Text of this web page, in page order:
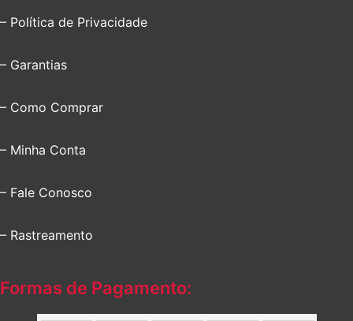
– Política de Privacidade
– Garantias
– Como Comprar
– Minha Conta
– Fale Conosco
– Rastreamento
Formas de Pagamento: